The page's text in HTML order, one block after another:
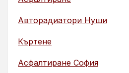
Авторадиатори Нуши
Къртене
Асфалтиране София